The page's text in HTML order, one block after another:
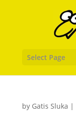
Select Page
by Gatis Sluka |